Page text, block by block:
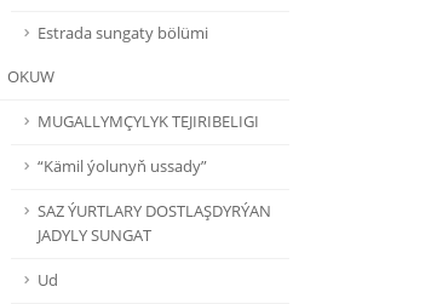
Estrada sungaty bölümi
OKUW
MUGALLYMÇYLYK TEJIRIBELIGI
“Kämil ýolunyň ussady”
SAZ ÝURTLARY DOSTLAŞDYRÝAN
JADYLY SUNGAT
Ud